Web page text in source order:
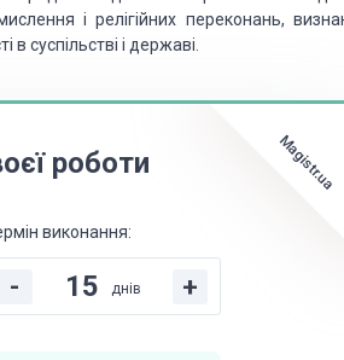
і релігійних переконань,
в суспільстві і державі.
Magistr.ua
роботи
виконання:
- днів +